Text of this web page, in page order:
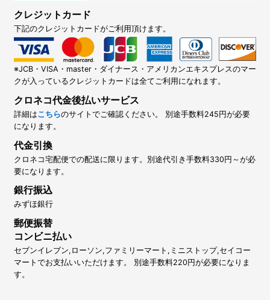
クレジットカード
下記のクレジットカードがご利用頂けます。
※JCB・VISA・master・ダイナース・アメリカンエキスプレスのマー
クが入っているクレジットカードは全てご利用になれます。
クロネコ代金後払いサービス
詳細はこちらのサイトでご確認ください。 別途手数料245円が必要
になります。
代金引換
クロネコ宅配便での配送に限ります。別途代引き手数料330円～が必
要になります。
銀行振込
みずほ銀行
郵便振替
コンビニ払い
セブンイレブン,ローソン,ファミリーマート,ミニストップ,セイコー
マートでお支払いいただけます。 別途手数料220円が必要になりま
す。